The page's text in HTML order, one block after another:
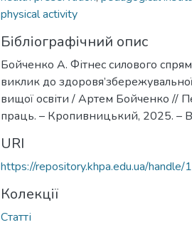
physical activity
Бібліографічний опис
Бойченко А. Фітнес силового
виклик до
вищої освіти / Артем Бойченко //
праць. – Кропивницький, 2025. –
URI
https://repository.khpa.edu.ua/
Колекції
Статті